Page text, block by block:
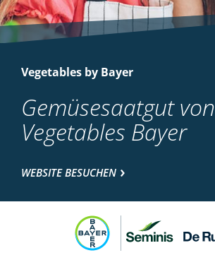
Vegetables by Bayer
Gemüsesaatgut von
Vegetables Bayer
WEBSITE BESUCHEN